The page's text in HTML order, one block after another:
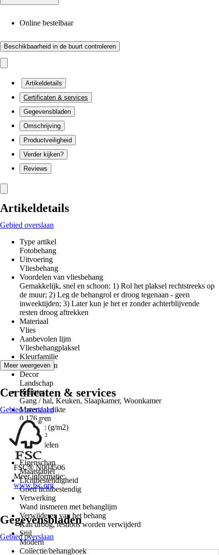
Online bestelbaar
Beschikbaarheid in de buurt controleren
Artikeldetails
Certificaten & services
Gegevensbladen
Omschrijving
Productveiligheid
Verder kijken?
Reviews
Artikeldetails
Gebied overslaan
Type artikel
Fotobehang
Uitvoering
Vliesbehang
Voordelen van vliesbehang
Gemakkelijk, snel en schoon: 1) Rol het plaksel rechtstreeks op
de muur; 2) Leg de behangrol er droog tegenaan - geen
inweektijden; 3) Later kun je het er zonder achterblijvende
resten droog aftrekken
Materiaal
Vlies
Aanbevolen lijm
Vliesbehangplaksel
Kleurfamilie
Geel, Groen
Decor
Landschap
Ruimtes
Gang / hal, Keuken, Slaapkamer, Woonkamer
Materiaal dikte
0,176 mm
Gewicht (g/m2)
175 g/m²
Aantal delen
2
Eigenschap
Maatstabiel
Lichtbestendigheid
Goed lichtbestendig
Verwerking
Wand insmeren met behanglijm
Verwijderen van het behang
Kan droog, restloos worden verwijderd
Stijl
Modern
Collectie/behangboek
Meer weergeven
Certificaten & services
Gebied overslaan
FSC® N004506
Meer informatie:
www.fsc.org
Gegevensbladen
Gebied overslaan